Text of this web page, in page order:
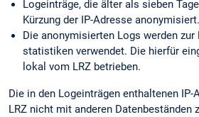
Logeinträge, die älter als sieben
Kürzung der IP-Adresse anonymisiert.
Die anonymisierten Logs werden
statistiken verwendet. Die hierfür
lokal vom LRZ betrieben.
Die in den Logeinträgen enthaltenen IP-
LRZ nicht mit anderen Datenbeständen